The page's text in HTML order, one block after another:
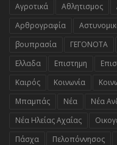
Αγροτικά Αθλητισμος
Αρθρογραφία
βουπρασία
ΓΕΓΟΝΟΤΑ
Ελλαδα
Επιστημη
Καιρός
Κοινωνία
Μπαμπάς
Νέα Νέα
Νέα Ηλείας Αχαΐας
Πάσχα
Πελοπόννησος